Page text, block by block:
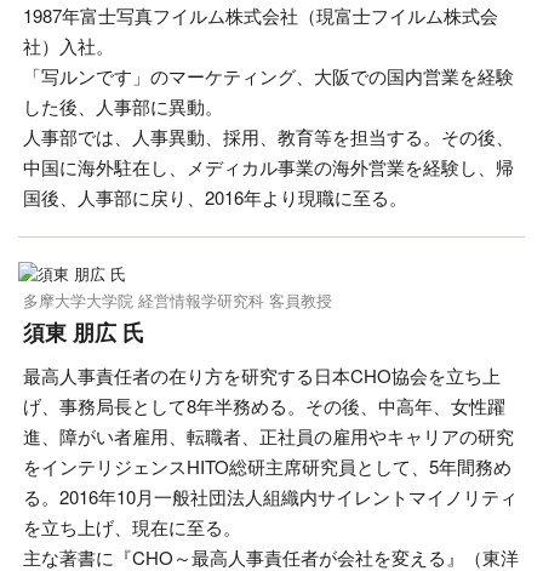
1987年富士写真フイルム株式会社（現富士フイルム株式会
社）入社。
「写ルンです」のマーケティング、大阪での国内営業を経験
した後、人事部に異動。
人事部では、人事異動、採用、教育等を担当する。その後、
中国に海外駐在し、メディカル事業の海外営業を経験し、帰
国後、人事部に戻り、2016年より現職に至る。
多摩大学大学院 経営情報学研究科 客員教授
須東 朋広 氏
最高人事責任者の在り方を研究する日本CHO協会を立ち上
げ、事務局長として8年半務める。その後、中高年、女性躍
進、障がい者雇用、転職者、正社員の雇用やキャリアの研究
をインテリジェンスHITO総研主席研究員として、5年間務め
る。2016年10月一般社団法人組織内サイレントマイノリティ
を立ち上げ、現在に至る。
主な著書に『CHO～最高人事責任者が会社を変える』（東洋